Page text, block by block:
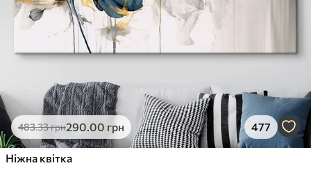
483.33грн290.00 грн 477
Ніжна квітка